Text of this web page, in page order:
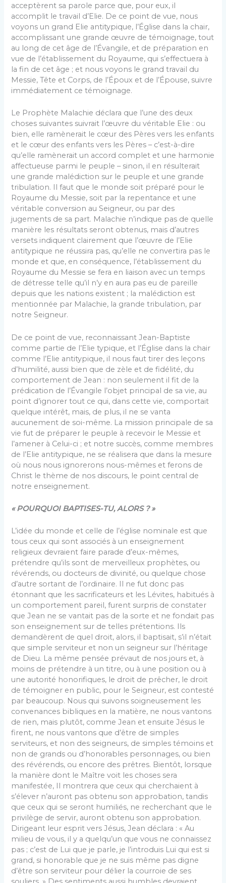
acceptèrent sa parole parce que, pour eux, il
accomplit le travail d’Elie. De ce point de vue, nous
voyons un grand Elie antitypique, l’Église dans la chair,
accomplissant une grande œuvre de témoignage, tout
au long de cet âge de l’Évangile, et de préparation en
vue de l’établissement du Royaume, qui s’effectuera à
la fin de cet âge ; et nous voyons le grand travail du
Messie, Tête et Corps, de l’Époux et de l’Épouse, suivre
immédiatement ce témoignage.
Le Prophète Malachie déclara que l’une des deux
choses suivantes suivrait l’œuvre du véritable Elie : ou
bien, elle ramènerait le cœur des Pères vers les enfants
et le cœur des enfants vers les Pères – c’est-à-dire
qu’elle ramènerait un accord complet et une harmonie
affectueuse parmi le peuple – sinon, il en résulterait
une grande malédiction sur le peuple et une grande
tribulation. Il faut que le monde soit préparé pour le
Royaume du Messie, soit par la repentance et une
véritable conversion au Seigneur, ou par des
jugements de sa part. Malachie n’indique pas de quelle
manière les résultats seront obtenus, mais d’autres
versets indiquent clairement que l’œuvre de l’Elie
antitypique ne réussira pas, qu’elle ne convertira pas le
monde et que, en conséquence, l’établissement du
Royaume du Messie se fera en liaison avec un temps
de détresse telle qu’il n’y en aura pas eu de pareille
depuis que les nations existent ; la malédiction est
mentionnée par Malachie, la grande tribulation, par
notre Seigneur.
De ce point de vue, reconnaissant Jean-Baptiste
comme partie de l’Elie typique, et l’Église dans la chair
comme l’Elie antitypique, il nous faut tirer des leçons
d’humilité, aussi bien que de zèle et de fidélité, du
comportement de Jean : non seulement il fit de la
prédication de l’Évangile l’objet principal de sa vie, au
point d’ignorer tout ce qui, dans cette vie, comportait
quelque intérêt, mais, de plus, il ne se vanta
aucunement de soi-même. La mission principale de sa
vie fut de préparer le peuple à recevoir le Messie et
l’amener à Celui-ci ; et notre succès, comme membres
de l’Elie antitypique, ne se réalisera que dans la mesure
où nous nous ignorerons nous-mêmes et ferons de
Christ le thème de nos discours, le point central de
notre enseignement.
« POURQUOI BAPTISES-TU, ALORS ? »
L’idée du monde et celle de l’église nominale est que
tous ceux qui sont associés à un enseignement
religieux devraient faire parade d’eux-mêmes,
prétendre qu’ils sont de merveilleux prophètes, ou
révérends, ou docteurs de divinité, ou quelque chose
d’autre sortant de l’ordinaire. Il ne fut donc pas
étonnant que les sacrificateurs et les Lévites, habitués à
un comportement pareil, furent surpris de constater
que Jean ne se vantait pas de la sorte et ne fondait pas
son enseignement sur de telles prétentions. Ils
demandèrent de quel droit, alors, il baptisait, s’il n’était
que simple serviteur et non un seigneur sur l’héritage
de Dieu. La même pensée prévaut de nos jours et, à
moins de prétendre à un titre, ou à une position ou à
une autorité honorifiques, le droit de prêcher, le droit
de témoigner en public, pour le Seigneur, est contesté
par beaucoup. Nous qui suivons soigneusement les
convenances bibliques en la matière, ne nous vantons
de rien, mais plutôt, comme Jean et ensuite Jésus le
firent, ne nous vantons que d’être de simples
serviteurs, et non des seigneurs, de simples témoins et
non de grands ou d’honorables personnages, ou bien
des révérends, ou encore des prêtres. Bientôt, lorsque
la manière dont le Maître voit les choses sera
manifestée, Il montrera que ceux qui cherchaient à
s’élever n’auront pas obtenu son approbation, tandis
que ceux qui se seront humiliés, ne recherchant que le
privilège de servir, auront obtenu son approbation.
Dirigeant leur esprit vers Jésus, Jean déclara : « Au
milieu de vous, il y a quelqu’un que vous ne connaissez
pas ; c’est de Lui que je parle, je l’introduis Lui qui est si
grand, si honorable que je ne suis même pas digne
d’être son serviteur pour délier la courroie de ses